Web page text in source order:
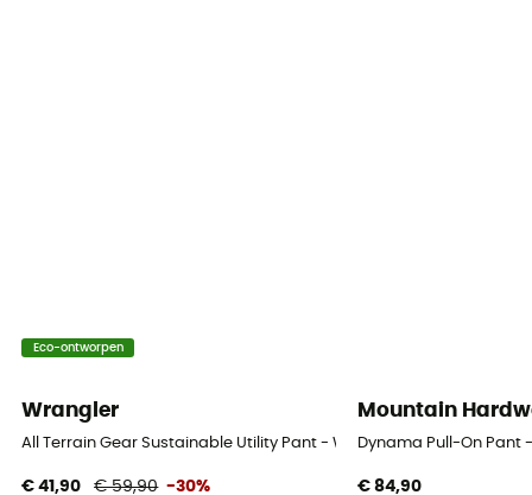
Eco-ontworpen
Wrangler
All Terrain Gear Sustainable Utility Pant - Wandelbroek - Heren
€ 41,90 € 59,90 -30%
Mountain
Dynama Pull-On Pant
€ 84,90